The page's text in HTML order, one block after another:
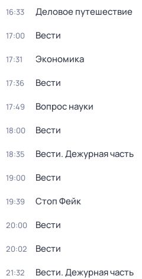
16:33 Деловое путешествие
17:00 Вести
17:31 Экономика
17:36 Вести
17:49 Вопрос науки
18:00 Вести
18:35 Вести. Дежурная часть
19:00 Вести
19:39 Стоп Фейк
20:00 Вести
20:02 Вести
21:32 Вести. Дежурная часть